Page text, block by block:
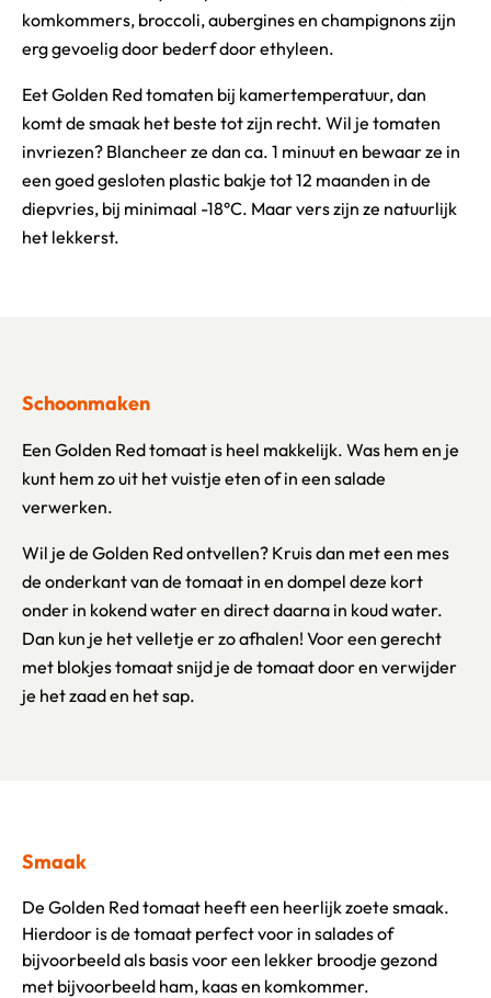
komkommers, broccoli, aubergines en champignons zijn
erg gevoelig door bederf door ethyleen.
Eet Golden Red tomaten bij kamertemperatuur, dan
komt de smaak het beste tot zijn recht. Wil je tomaten
invriezen? Blancheer ze dan ca. 1 minuut en bewaar ze in
een goed gesloten plastic bakje tot 12 maanden in de
diepvries, bij minimaal -18°C. Maar vers zijn ze natuurlijk
het lekkerst.
Schoonmaken
Een Golden Red tomaat is heel makkelijk. Was hem en je
kunt hem zo uit het vuistje eten of in een salade
verwerken.
Wil je de Golden Red ontvellen? Kruis dan met een mes
de onderkant van de tomaat in en dompel deze kort
onder in kokend water en direct daarna in koud water.
Dan kun je het velletje er zo afhalen! Voor een gerecht
met blokjes tomaat snijd je de tomaat door en verwijder
je het zaad en het sap.
Smaak
De Golden Red tomaat heeft een heerlijk zoete smaak.
Hierdoor is de tomaat perfect voor in salades of
bijvoorbeeld als basis voor een lekker broodje gezond
met bijvoorbeeld ham, kaas en komkommer.